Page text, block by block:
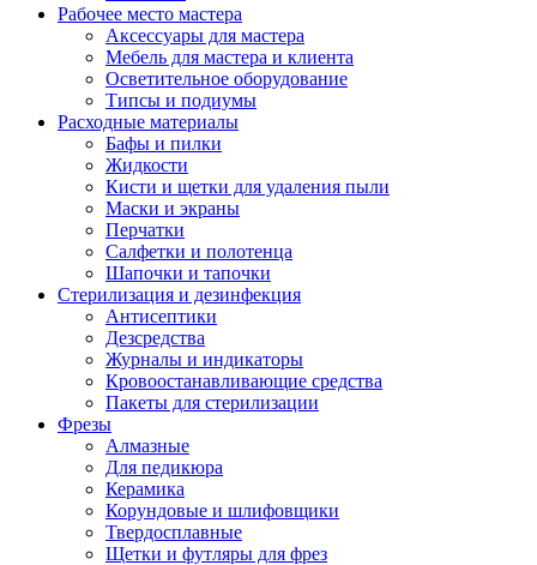
Рабочее место мастера
Аксессуары для мастера
Мебель для мастера и клиента
Осветительное оборудование
Типсы и подиумы
Расходные материалы
Бафы и пилки
Жидкости
Кисти и щетки для удаления пыли
Маски и экраны
Перчатки
Салфетки и полотенца
Шапочки и тапочки
Стерилизация и дезинфекция
Антисептики
Дезсредства
Журналы и индикаторы
Кровоостанавливающие средства
Пакеты для стерилизации
Фрезы
Алмазные
Для педикюра
Керамика
Корундовые и шлифовщики
Твердосплавные
Щетки и футляры для фрез